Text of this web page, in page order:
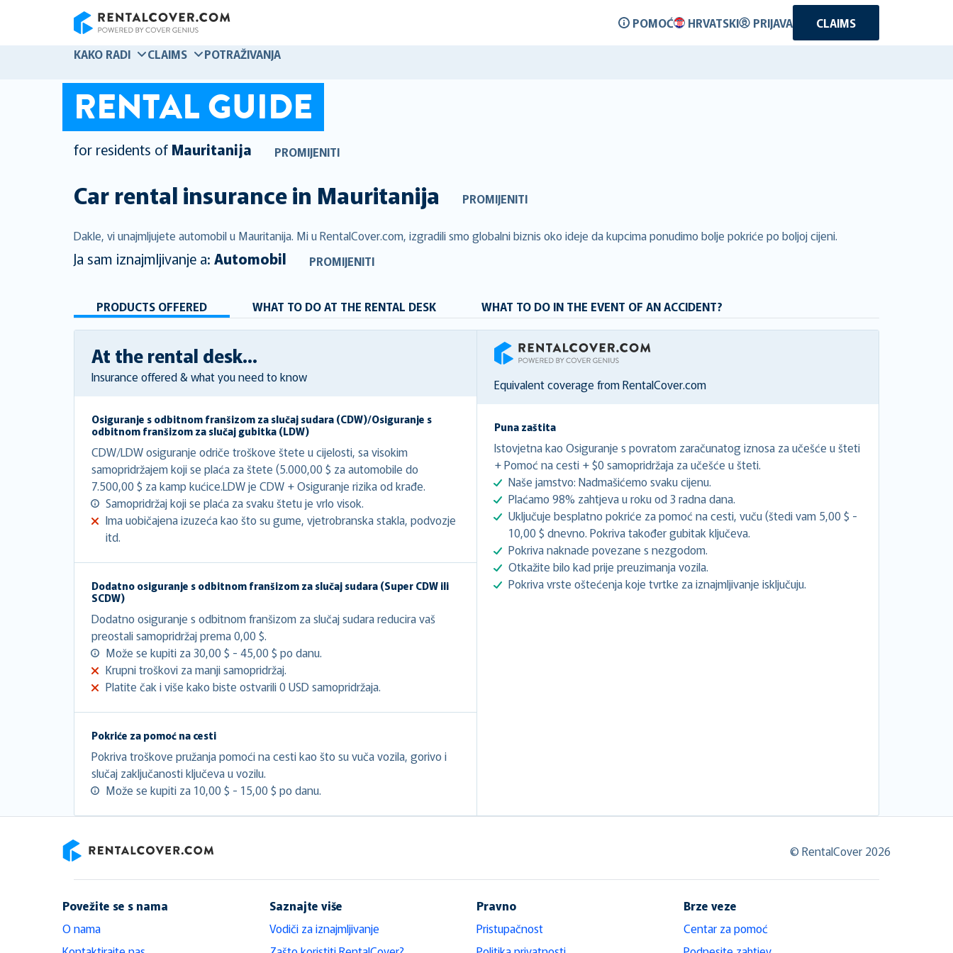
POMOĆ HRVATSKI PRIJAVA
CLAIMS
KAKO RADI
CLAIMS POTRAŽIVANJA
RENTAL GUIDE
for residents of Mauritanija PROMIJENITI
Car rental insurance in Mauritanija PROMIJENITI
Dakle, vi unajmljujete automobil u Mauritanija. Mi u RentalCover.com, izgradili smo globalni biznis oko ideje da kupcima ponudimo bolje pokriće po boljoj cijeni.
Ja sam iznajmljivanje a: Automobil PROMIJENITI
PRODUCTS OFFERED WHAT TO DO AT THE RENTAL DESK WHAT TO DO IN THE EVENT OF AN ACCIDENT?
At the rental desk...
Insurance offered & what you need to know
Osiguranje s odbitnom franšizom za slučaj sudara (CDW)/Osiguranje s
odbitnom franšizom za slučaj gubitka (LDW)
CDW/LDW osiguranje odriče troškove štete u cijelosti, sa visokim
samopridržajem koji se plaća za štete (5.000,00 $ za automobile do
7.500,00 $ za kamp kućice.LDW je CDW + Osiguranje rizika od krađe.
Samopridržaj koji se plaća za svaku štetu je vrlo visok.
Ima uobičajena izuzeća kao što su gume, vjetrobranska stakla, podvozje
itd.
Dodatno osiguranje s odbitnom franšizom za slučaj sudara (Super CDW ili
SCDW)
Dodatno osiguranje s odbitnom franšizom za slučaj sudara reducira vaš
preostali samopridržaj prema 0,00 $.
Može se kupiti za 30,00 $ - 45,00 $ po danu.
Krupni troškovi za manji samopridržaj.
Platite čak i više kako biste ostvarili 0 USD samopridržaja.
Pokriće za pomoć na cesti
Pokriva troškove pružanja pomoći na cesti kao što su vuča vozila, gorivo i
slučaj zaključanosti ključeva u vozilu.
Može se kupiti za 10,00 $ - 15,00 $ po danu.
RentalCover
Equivalent coverage from RentalCover.com
Puna zaštita
Istovjetna kao Osiguranje s povratom zaračunatog iznosa za učešće u šteti
+ Pomoć na cesti + $0 samopridržaja za učešće u šteti.
Naše jamstvo: Nadmašićemo svaku cijenu.
Plaćamo 98% zahtjeva u roku od 3 radna dana.
Uključuje besplatno pokriće za pomoć na cesti, vuču (štedi vam 5,00 $ -
10,00 $ dnevno. Pokriva također gubitak ključeva.
Pokriva naknade povezane s nezgodom.
Otkažite bilo kad prije preuzimanja vozila.
Pokriva vrste oštećenja koje tvrtke za iznajmljivanje isključuju.
© RentalCover 2026
Povežite se s nama
O nama
Saznajte više
Vodiči za iznajmljivanje
Pravno
Pristupačnost
Brze veze
Centar za pomoć